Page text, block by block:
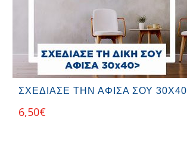
ΣΧΕΔΙΑΣΕ ΤΗΝ ΑΦΙΣΑ ΣΟΥ 30Χ40
6,50€